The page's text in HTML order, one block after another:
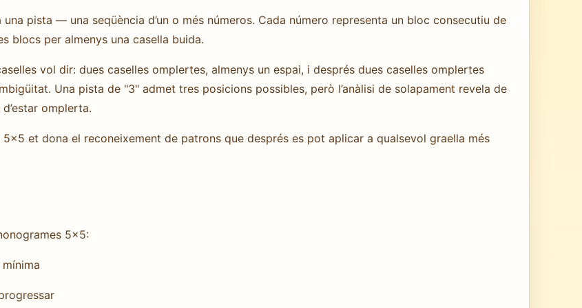
pista — una seqüència d’un o més números. Cada número representa un bloc consecutiu de
blocs per almenys una casella buida.
vol dir: dues caselles omplertes, almenys un espai, i després dues caselles omplertes
Una pista de "3" admet tres posicions possibles, però l’anàlisi de solapament revela de
omplerta.
et dona el reconeixement de patrons que després es pot aplicar a qualsevol graella més
5×5: